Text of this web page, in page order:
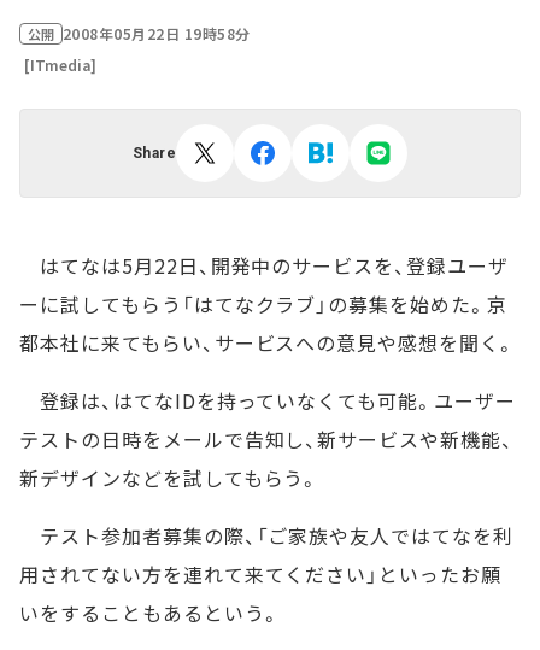
公開 2008年05月22日 19時58分
[ITmedia]
Share
はてなは5月22日、開発中のサービスを、登録ユーザ
ーに試してもらう「はてなクラブ」の募集を始めた。京
都本社に来てもらい、サービスへの意見や感想を聞く。
登録は、はてなIDを持っていなくても可能。ユーザー
テストの日時をメールで告知し、新サービスや新機能、
新デザインなどを試してもらう。
テスト参加者募集の際、「ご家族や友人ではてなを利
用されてない方を連れて来てください」といったお願
いをすることもあるという。